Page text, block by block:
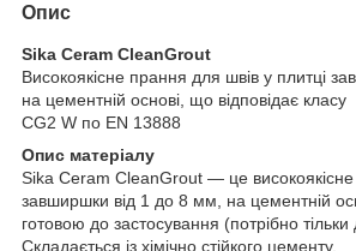
Опис
Sika Ceram CleanGrout
Високоякісне прання для швів у плитці
на цементній основі, що відповідає класу
CG2 W по EN 13888
Опис матеріалу
Sika Ceram CleanGrout — це
завширшки від 1 до 8 мм, на цементній
готовою до застосування (потрібно тільки
Складається із хімічно стійкого цементу,